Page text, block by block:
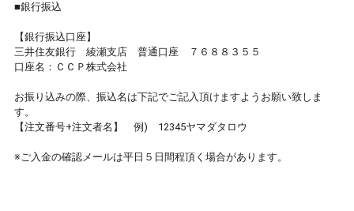
■銀行振込
【銀行振込口座】
三井住友銀行 綾瀬支店 普通口座 ７６８８３５５
口座名：ＣＣＰ株式会社
お振り込みの際、振込名は下記でご記入頂けますようお願い致しま
す。
【注文番号+注文者名】 例) 12345ヤマダタロウ
※ご入金の確認メールは平日５日間程頂く場合があります。